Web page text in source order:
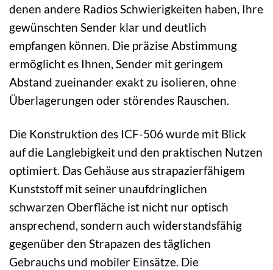
denen andere Radios Schwierigkeiten haben, Ihre
gewünschten Sender klar und deutlich
empfangen können. Die präzise Abstimmung
ermöglicht es Ihnen, Sender mit geringem
Abstand zueinander exakt zu isolieren, ohne
Überlagerungen oder störendes Rauschen.
Die Konstruktion des ICF-506 wurde mit Blick
auf die Langlebigkeit und den praktischen Nutzen
optimiert. Das Gehäuse aus strapazierfähigem
Kunststoff mit seiner unaufdringlichen
schwarzen Oberfläche ist nicht nur optisch
ansprechend, sondern auch widerstandsfähig
gegenüber den Strapazen des täglichen
Gebrauchs und mobiler Einsätze. Die